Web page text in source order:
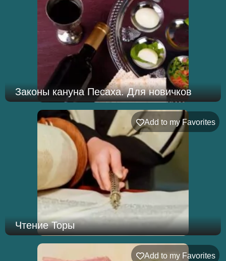
Законы кануна Песаха. Для новичков
Add to my Favorites
Чтение Торы
Add to my Favorites